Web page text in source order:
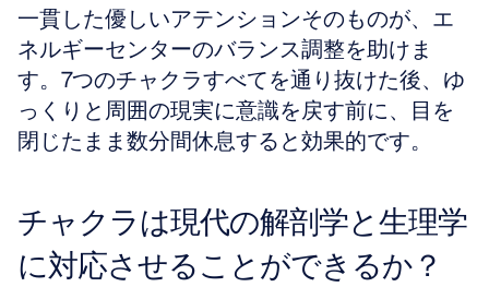
一貫した優しいアテンションそのものが、エ
ネルギーセンターのバランス調整を助けま
す。7つのチャクラすべてを通り抜けた後、ゆ
っくりと周囲の現実に意識を戻す前に、目を
閉じたまま数分間休息すると効果的です。
チャクラは現代の解剖学と生理学
に対応させることができるか？